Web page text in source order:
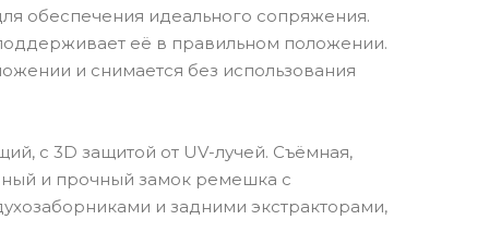
обеспечения идеального сопряжения.
её в правильном положении.
и снимается без использования
с 3D защитой от UV-лучей. Съёмная,
и прочный замок ремешка с
и задними экстракторами,